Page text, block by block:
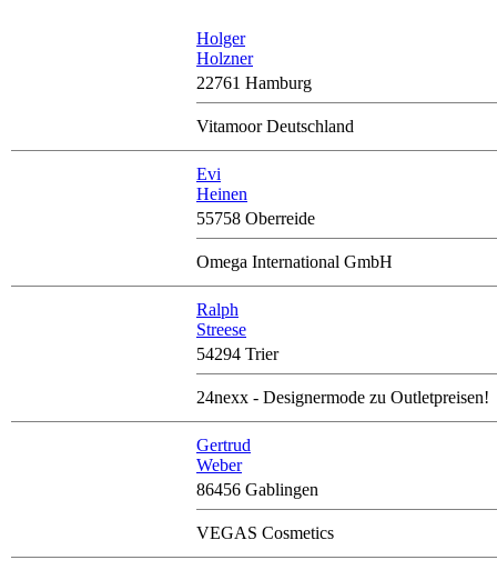
Holger
Holzner
22761 Hamburg
Vitamoor Deutschland
Evi
Heinen
55758 Oberreide
Omega International GmbH
Ralph
Streese
54294 Trier
24nexx - Designermode zu Outletpreisen!
Gertrud
Weber
86456 Gablingen
VEGAS Cosmetics